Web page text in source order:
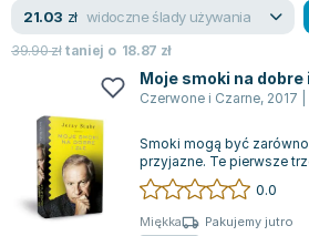
21.03 zł widoczne ślady używania
39.90złtaniej o 18.87 zł
Moje smoki na dobre
Czerwone i Czarne, 2017
Smoki mogą być
przyjazne. Te pierwsze
z drugimi warto się
0.0
Miękka
Pakujemy jutro